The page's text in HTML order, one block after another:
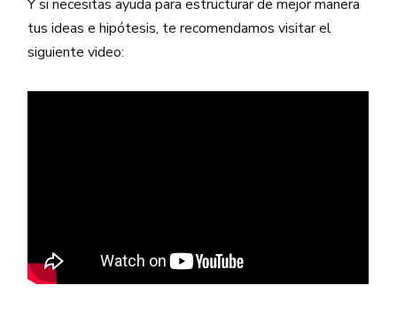
Y si necesitas ayuda para estructurar de mejor manera
tus ideas e hipótesis, te recomendamos visitar el
siguiente video: